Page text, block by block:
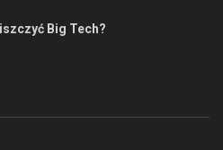
Big Tech?